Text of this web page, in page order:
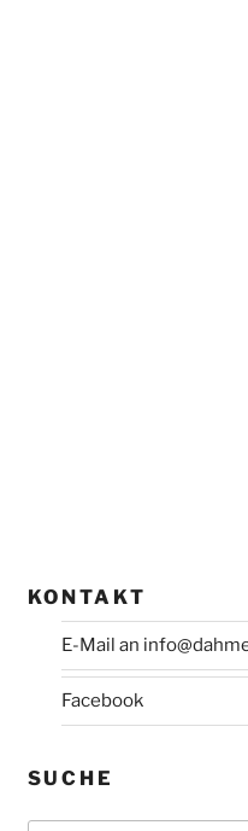
KONTAKT
E-Mail an
Facebook
SUCHE